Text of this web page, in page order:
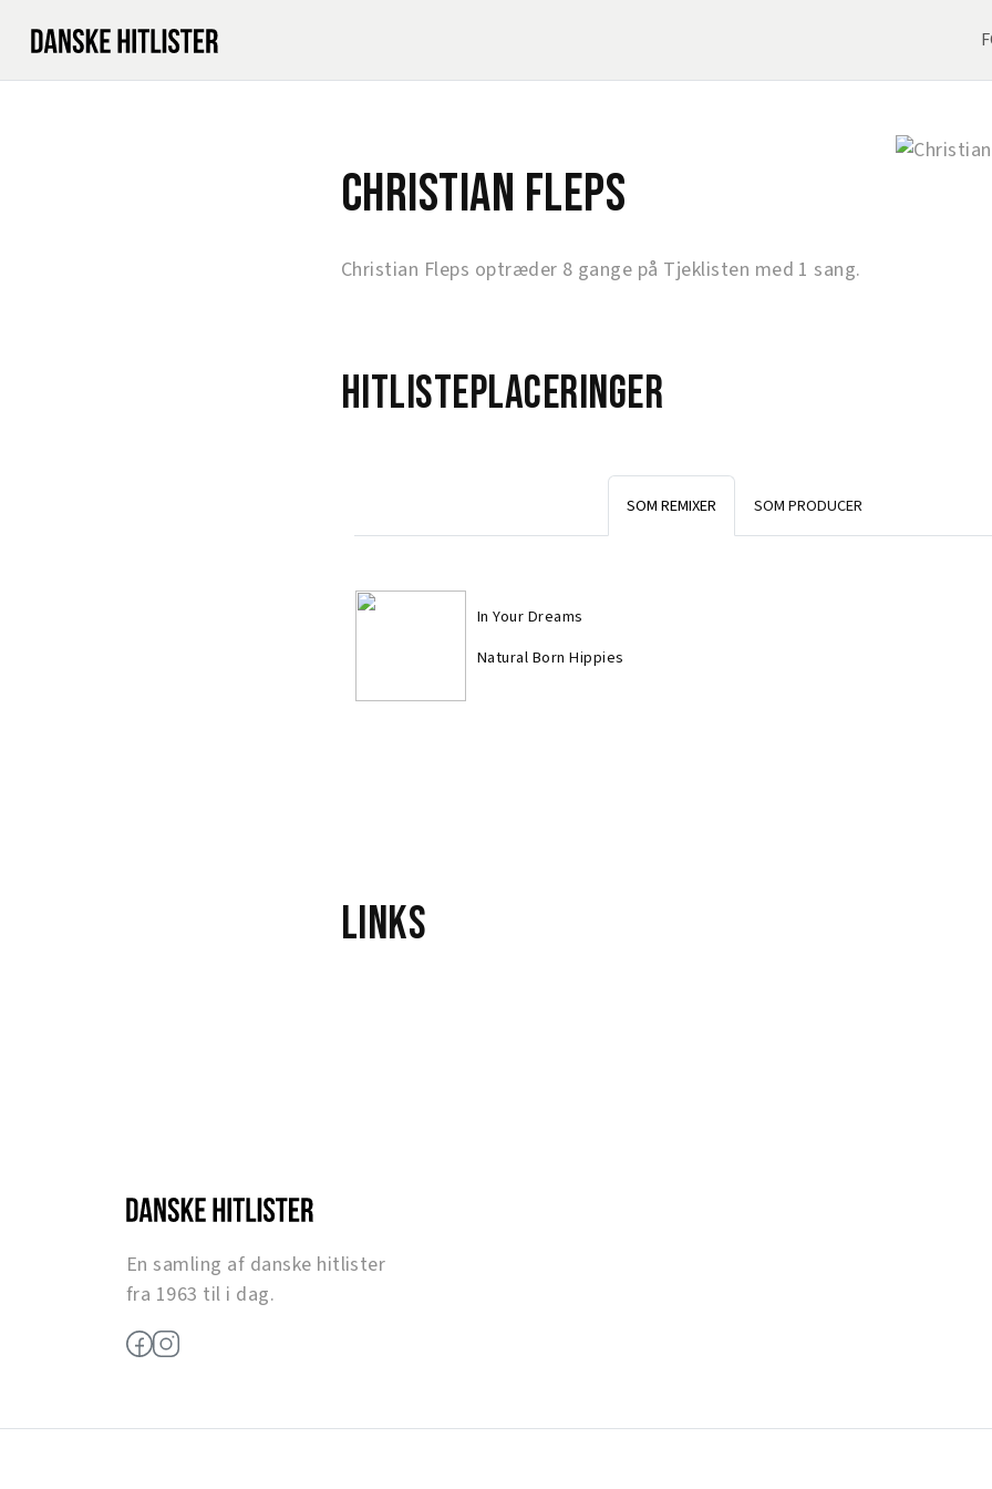
Christian Fleps
Christian Fleps optræder 8 gange på Tjeklisten med 1 sang.
Hitlisteplaceringer
SOM REMIXER SOM PRODUCER
In Your Dreams
Natural Born Hippies
Links
En samling af danske hitlister
fra 1963 til i dag.